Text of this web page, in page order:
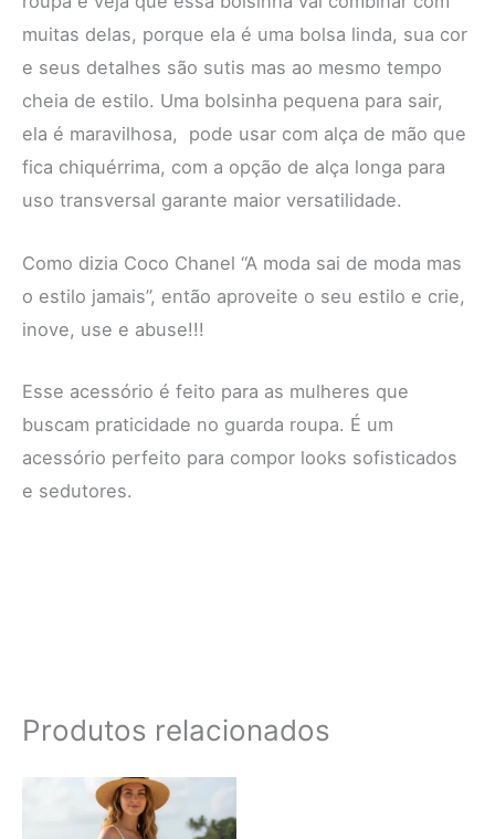
muitas delas, porque ela é uma bolsa linda, sua cor
e seus detalhes são sutis mas ao mesmo tempo
cheia de estilo. Uma bolsinha pequena para sair,
ela é maravilhosa, pode usar com alça de mão que
fica chiquérrima, com a opção de alça longa para
uso transversal garante maior versatilidade.
Como dizia Coco Chanel “A moda sai de moda mas
o estilo jamais”, então aproveite o seu estilo e crie,
inove, use e abuse!!!
Esse acessório é feito para as mulheres que
buscam praticidade no guarda roupa. É um
acessório perfeito para compor looks sofisticados
e sedutores.
Produtos relacionados
produto